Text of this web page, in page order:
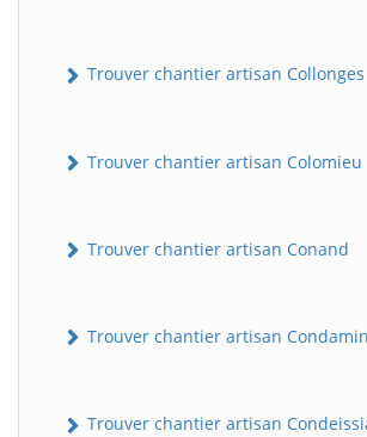
Trouver chantier artisan Collonges
Trouver chantier artisan Colomieu
Trouver chantier artisan Conand
Trouver chantier artisan
Trouver chantier artisan